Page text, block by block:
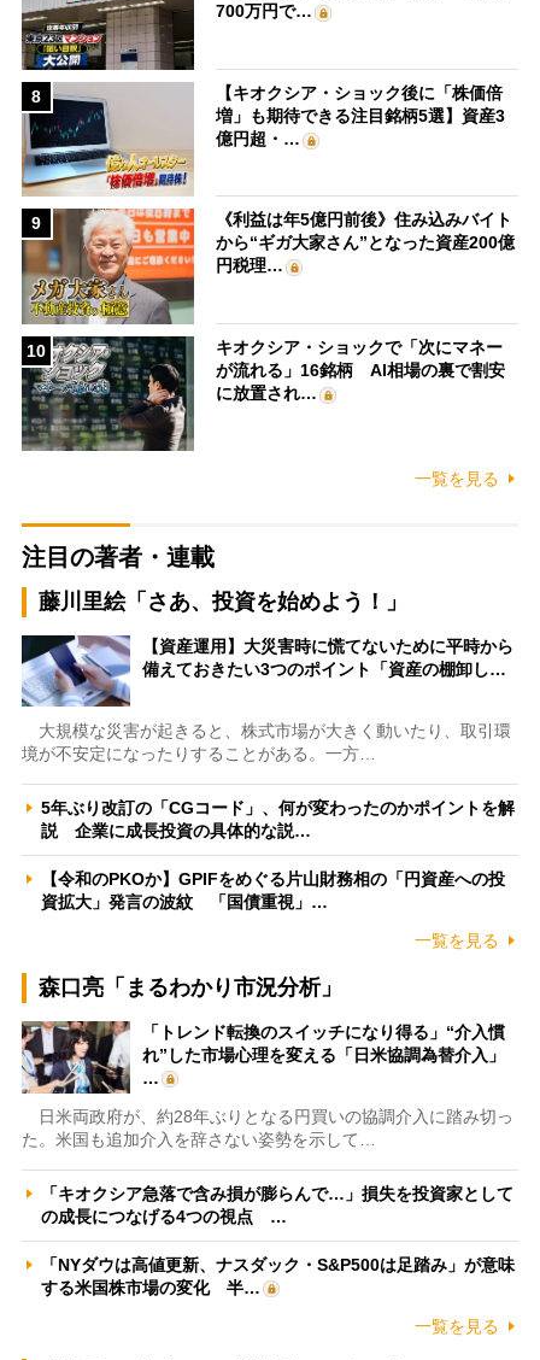
700万円で…
8
【キオクシア・ショック後に「株価倍
増」も期待できる注目銘柄5選】資産3
億円超・…
9
《利益は年5億円前後》住み込みバイト
から“ギガ大家さん”となった資産200億
円税理…
10
キオクシア・ショックで「次にマネー
が流れる」16銘柄 AI相場の裏で割安
に放置され…
一覧を見る
注目の著者・連載
藤川里絵「さあ、投資を始めよう！」
【資産運用】大災害時に慌てないために平時から
備えておきたい3つのポイント「資産の棚卸し…
大規模な災害が起きると、株式市場が大きく動いたり、取引環
境が不安定になったりすることがある。一方…
5年ぶり改訂の「CGコード」、何が変わったのかポイントを解
説 企業に成長投資の具体的な説…
【令和のPKOか】GPIFをめぐる片山財務相の「円資産への投
資拡大」発言の波紋 「国債重視」…
一覧を見る
森口亮「まるわかり市況分析」
「トレンド転換のスイッチになり得る」“介入慣
れ”した市場心理を変える「日米協調為替介入」
…
日米両政府が、約28年ぶりとなる円買いの協調介入に踏み切っ
た。米国も追加介入を辞さない姿勢を示して…
「キオクシア急落で含み損が膨らんで…」損失を投資家として
の成長につなげる4つの視点 …
「NYダウは高値更新、ナスダック・S&P500は足踏み」が意味
する米国株市場の変化 半…
一覧を見る